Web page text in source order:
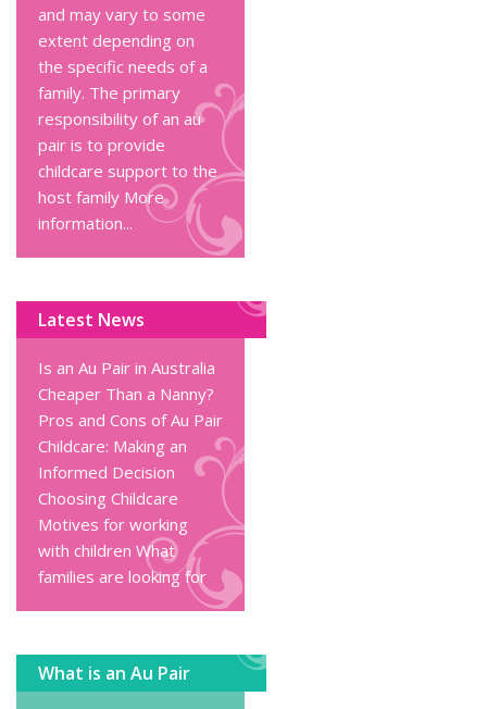
and may vary to some
extent depending on
the specific needs of a
family. The primary
responsibility of an au
pair is to provide
childcare support to the
host family More
information...
Latest News
Is an Au Pair in Australia
Cheaper Than a Nanny?
Pros and Cons of Au Pair
Childcare: Making an
Informed Decision
Choosing Childcare
Motives for working
with children What
families are looking for
What is an Au Pair